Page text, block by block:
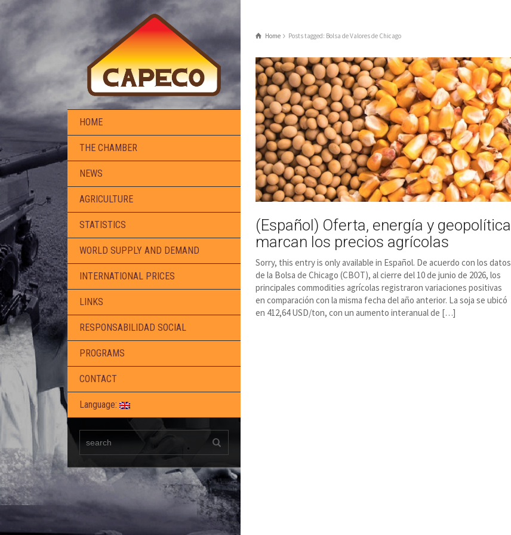
HOME
THE CHAMBER
NEWS
AGRICULTURE
STATISTICS
WORLD SUPPLY AND DEMAND
INTERNATIONAL PRICES
LINKS
RESPONSABILIDAD SOCIAL
PROGRAMS
CONTACT
Language:
Home Posts tagged: Bolsa de Valores de Chicago
(Español) Oferta, energía y geopolítica
marcan los precios agrícolas
Sorry, this entry is only available in Español. De acuerdo con los datos
de la Bolsa de Chicago (CBOT), al cierre del 10 de junio de 2026, los
principales commodities agrícolas registraron variaciones positivas
en comparación con la misma fecha del año anterior. La soja se ubicó
en 412,64 USD/ton, con un aumento interanual de […]